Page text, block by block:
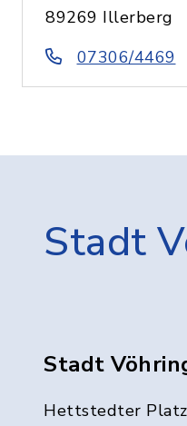
89269 Illerberg
07306/4469
Stadt
Stadt
Hettstedter